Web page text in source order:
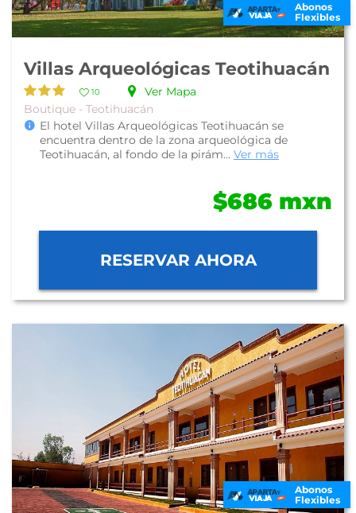
Abonos
Flexibles
Villas Arqueológicas Teotihuacán
10
Ver Mapa
Boutique - Teotihuacán
El hotel Villas Arqueológicas Teotihuacán se
encuentra dentro de la zona arqueológica de
Teotihuacán, al fondo de la pirám... Ver más
$686 mxn
RESERVAR AHORA
Abonos
Flexibles